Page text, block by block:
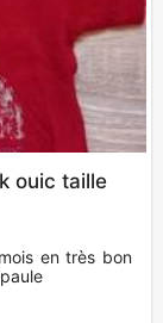
ouic taille
en très bon